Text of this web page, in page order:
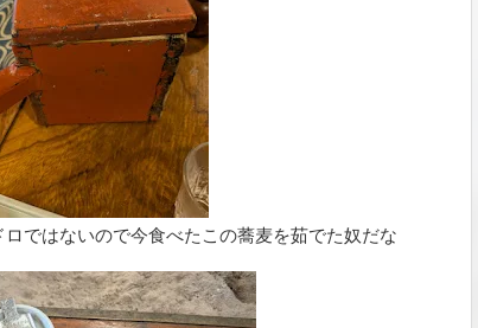
ではないので今食べたこの蕎麦を茹でた奴だな